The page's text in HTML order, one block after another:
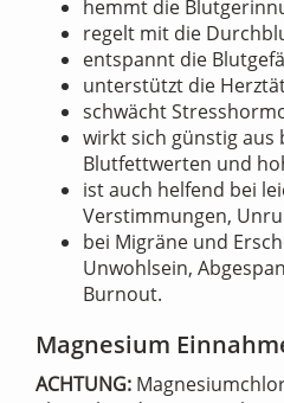
hemmt die
regelt mit die
entspannt die
unterstützt die
schwächt
wirkt sich günstig aus
Blutfettwerten und
ist auch helfend bei
Verstimmungen,
bei Migräne und
Unwohlsein,
Burnout.
Magnesium
ACHTUNG: